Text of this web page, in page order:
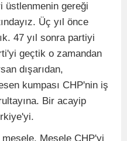
üstlenmenin gereği
Üç yıl önce
47 yıl sonra partiyi
geçtik o zamandan
dışarıdan,
kumpası CHP'nin iş
Bir acayip
Mesele CHP'yi